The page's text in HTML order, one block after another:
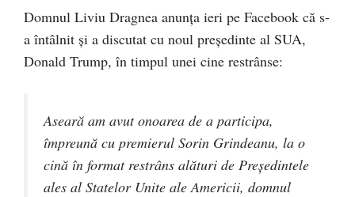
Domnul Liviu Dragnea anunța ieri pe Facebook că s-
a întâlnit și a discutat cu noul președinte al SUA,
Donald Trump, în timpul unei cine restrânse:
Aseară am avut onoarea de a participa,
împreună cu premierul Sorin Grindeanu, la o
cină în format restrâns alături de Președintele
ales al Statelor Unite ale Americii, domnul